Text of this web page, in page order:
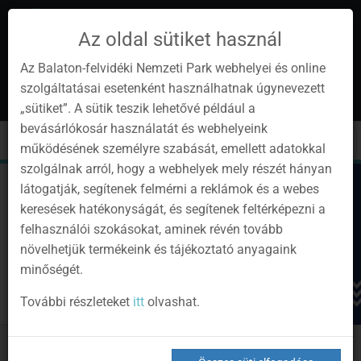
Instagram
YoutubeFacebookProgramok
Hírlevél
hu
Toggle
cart
Toggle
navigation
Bejelentkezés
Az oldal sütiket használ
Az Balaton-felvidéki Nemzeti Park webhelyei és online
szolgáltatásai esetenként használhatnak úgynevezett
„sütiket”. A sütik teszik lehetővé például a
bevásárlókosár használatát és webhelyeink
működésének személyre szabását, emellett adatokkal
szolgálnak arról, hogy a webhelyek mely részét hányan
látogatják, segítenek felmérni a reklámok és a webes
keresések hatékonyságát, és segítenek feltérképezni a
felhasználói szokásokat, aminek révén tovább
növelhetjük termékeink és tájékoztató anyagaink
minőségét.
További részleteket ittolvashat.